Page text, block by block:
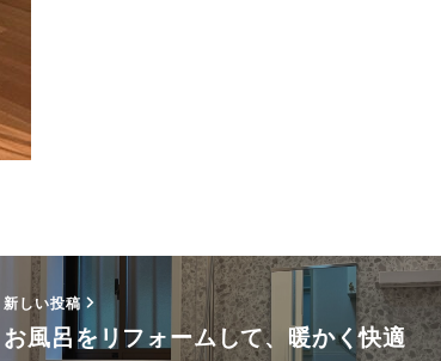
新しい投稿
お風呂をリフォームして、暖かく快適